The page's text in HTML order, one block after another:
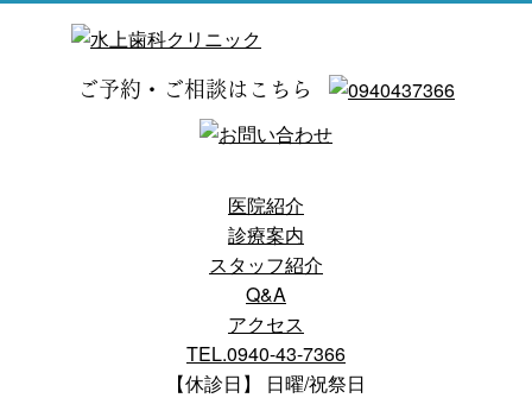
ご予約・ご相談はこちら
医院紹介
診療案内
スタッフ紹介
Q&A
アクセス
TEL.0940-43-7366
【休診日】 日曜/祝祭日